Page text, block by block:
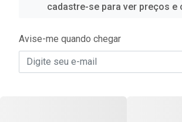
cadastre-se para ver preços e
Avise-me quando chegar